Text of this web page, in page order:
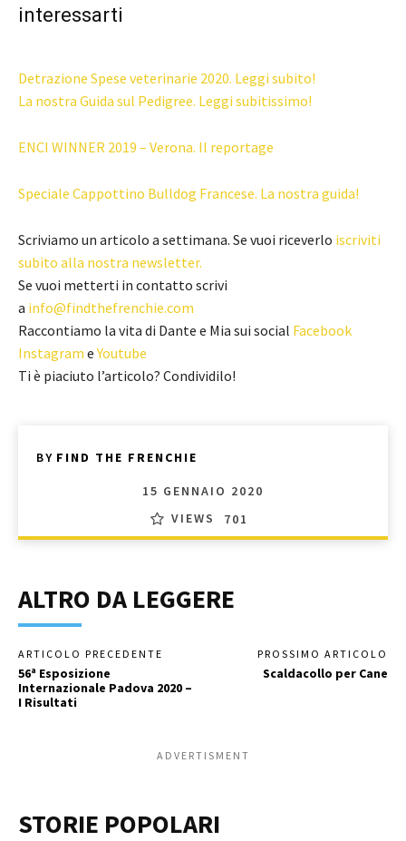
interessarti
Detrazione Spese veterinarie 2020. Leggi subito!
La nostra Guida sul Pedigree. Leggi subitissimo!
ENCI WINNER 2019 – Verona. Il reportage
Speciale Cappottino Bulldog Francese. La nostra guida!
Scriviamo un articolo a settimana. Se vuoi riceverlo iscriviti
subito alla nostra newsletter.
Se vuoi metterti in contatto scrivi
a info@findthefrenchie.com
Raccontiamo la vita di Dante e Mia sui social Facebook
Instagram eYoutube
Ti è piaciuto l’articolo? Condividilo!
BY FIND THE FRENCHIE
15 GENNAIO 2020
VIEWS
701
ALTRO DA LEGGERE
ARTICOLO PRECEDENTE
56ª Esposizione
Internazionale Padova 2020 –
I Risultati
PROSSIMO ARTICOLO
Scaldacollo per Cane
ADVERTISMENT
STORIE POPOLARI